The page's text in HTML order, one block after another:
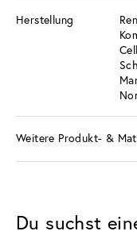
Herstellung
Weitere Produkt- &
Du suchst